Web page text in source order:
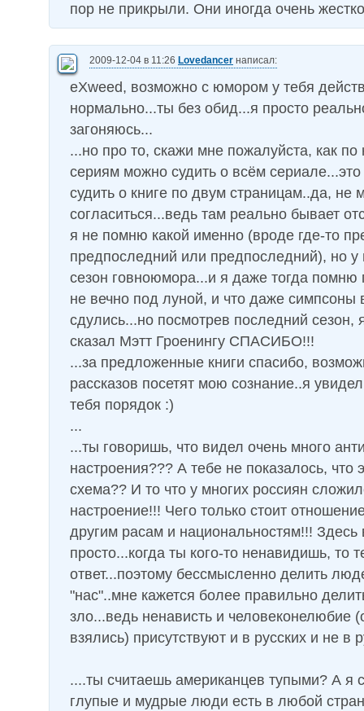
пор не прикрыли. Они иногда очень
2009-12-04 в 11:26 Lovedancer написал:
eXweed, возможно с юмором у тебя
нормально...ты без обид...я просто
загоняюсь...
...но про то, скажи мне пожалуйста, как по
сериям можно судить о всём сериале...это
судить о книге по двум страницам..да, не
согласиться...ведь там реально бывает
я не помню какой именно (вроде где-то
предпоследний или предпоследний), но
сезон говноюмора...и я даже тогда помню
не вечно под луной, и что даже симпсоны
сдулись...но посмотрев последний сезон,
сказал Мэтт Гроенингу СПАСИБО!!!
...за предложенные книги спасибо,
рассказов посетят мою сознание..я
тебя порядок :)
...
...ты говоришь, что видел очень много
настроения??? А тебе не показалось, что
схема?? И то что у многих россиян
настроение!!! Чего только стоит
другим расам и национальностям!!! Здесь
просто...когда ты кого-то ненавидишь, то
ответ...поэтому бессмысленно делить
"нас"..мне кажется более правильно
зло...ведь ненависть и человеконелюбие
взялись) присутствуют и в русских и не в
....ты считаешь американцев тупыми? А я
глупые и мудрые люди есть в любой